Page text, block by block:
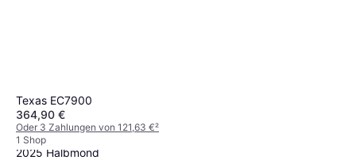
2025 Halbmond
Texas EC7900
364,90 €
Oder 3 Zahlungen von 121,63 €²
1 Shop